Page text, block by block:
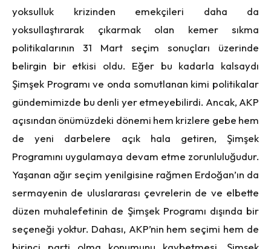
yoksulluk krizinden emekçileri daha da
yoksullaştırarak çıkarmak olan kemer sıkma
politikalarının 31 Mart seçim sonuçları üzerinde
belirgin bir etkisi oldu. Eğer bu kadarla kalsaydı
Şimşek Programı ve onda somutlanan kimi politikalar
gündemimizde bu denli yer etmeyebilirdi. Ancak, AKP
açısından önümüzdeki dönemi hem krizlere gebe hem
de yeni darbelere açık hala getiren, Şimşek
Programını uygulamaya devam etme zorunluluğudur.
Yaşanan ağır seçim yenilgisine rağmen Erdoğan’ın da
sermayenin de uluslararası çevrelerin de ve elbette
düzen muhalefetinin de Şimşek Programı dışında bir
seçeneği yoktur. Dahası, AKP’nin hem seçimi hem de